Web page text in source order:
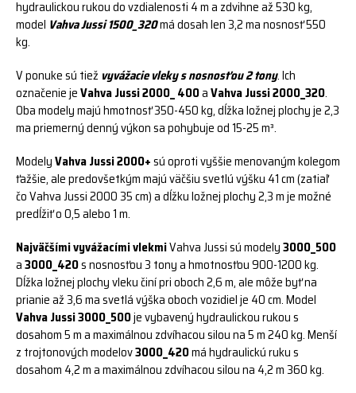
hydraulickou rukou do vzdialenosti 4 m a zdvihne až 530 kg,
model Vahva Jussi 1500_320má dosah len 3,2 ma nosnosť 550
kg.
V ponuke sú tiež vyvážacie vleky s nosnosťou 2 tony. Ich
označenie jeVahva Jussi 2000_ 400aVahva Jussi 2000_320.
Oba modely majú hmotnosť 350-450 kg, dĺžka ložnej plochy je 2,3
ma priemerný denný výkon sa pohybuje od 15-25 m³.
ModelyVahva Jussi 2000+sú oproti vyššie menovaným kolegom
ťažšie, ale predovšetkým majú väčšiu svetlú výšku 41 cm (zatiaľ
čo Vahva Jussi 2000 35 cm) a dĺžku ložnej plochy 2,3 m je možné
predĺžiť o 0,5 alebo 1 m.
Najväčšími vyvážacími vlekmiVahva Jussi sú modely3000_500
a3000_420s nosnosťou 3 tony a hmotnosťou 900-1200 kg.
Dĺžka ložnej plochy vleku činí pri oboch 2,6 m, ale môže byť na
prianie až 3,6 ma svetlá výška oboch vozidiel je 40 cm. Model
Vahva Jussi 3000_500je vybavený hydraulickou rukou s
dosahom 5 m a maximálnou zdvíhacou silou na 5 m 240 kg. Menší
z trojtonových modelov3000_420má hydraulickú ruku s
dosahom 4,2 m a maximálnou zdvíhacou silou na 4,2 m 360 kg.